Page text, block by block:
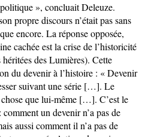
», concluait Deleuze.
propre discours n’était pas sans
encore. La réponse opposée,
cachée est la crise de l’historicité
des Lumières). Cette
du devenir à l’histoire : « Devenir
suivant une série […]. Le
que lui-même […]. C’est le
un devenir n’a pas de
aussi comment il n’a pas de